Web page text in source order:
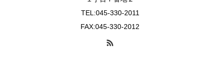
TEL:045-330-2011
FAX:045-330-2012